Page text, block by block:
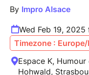
By Impro Alsace
Wed Feb 19,
Timezone : Europe/
Espace K,
Hohwald,